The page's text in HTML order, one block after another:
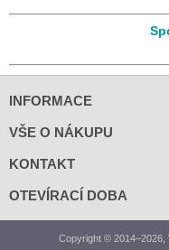
INFORMACE
VŠE O NÁKUPU
KONTAKT
OTEVÍRACÍ DOBA
Copyright © 2014–2026,